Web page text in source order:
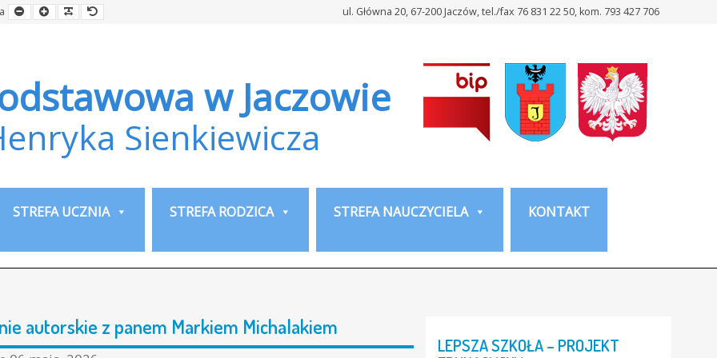
Smaller
Font
Larger
Font
Readable
Font
Default
Font ul. Główna 20, 67-200 Jaczów, tel./fax 76 831 22 50, kom. 793 427 706
w Jaczowie
Sienkiewicza
STREFA UCZNIA STREFA RODZICA STREFA NAUCZYCIELA KONTAKT
autorskie z panem Markiem Michalakiem
LEPSZASZKOŁA – PROJEKT